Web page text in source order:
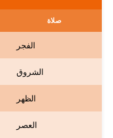
صلاة
الفجر
الشروق
الظهر
العصر